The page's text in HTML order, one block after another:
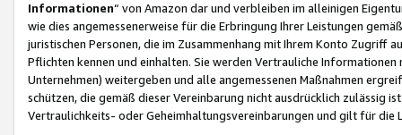
Informationen“ von Amazon dar und verbleiben im alleinigen
wie dies angemessenerweise für die Erbringung Ihrer Leistungen
juristischen Personen, die im Zusammenhang mit Ihrem Konto
Pflichten kennen und einhalten. Sie werden Vertrauliche
Unternehmen) weitergeben und alle angemessenen Maßnahmen
schützen, die gemäß dieser Vereinbarung nicht ausdrücklich zulässig
Vertraulichkeits- oder Geheimhaltungsvereinbarungen und gilt für die